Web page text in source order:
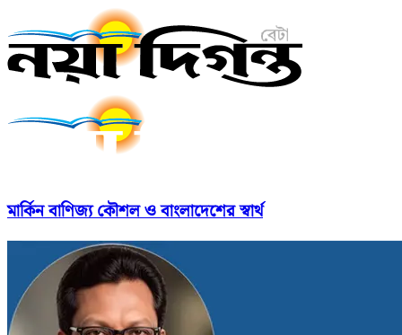
মার্কিন বাণিজ্য কৌশল ও বাংলাদেশের স্বার্থ